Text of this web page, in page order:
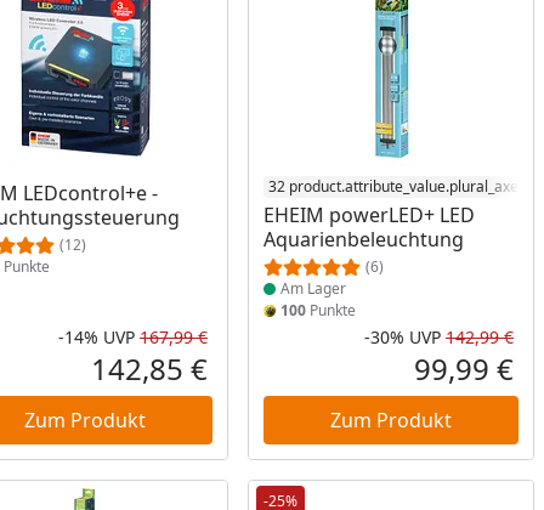
LEDcontrol+e -
(12)
Punkte
Rabatt in Prozent
-14%
Ursprünglicher Preis
UVP 167,99 €
Aktueller Preis
142,85 €
Zum Produkt
32
EHEIM powerLED+ LED
Aquarienbeleuchtung
(6)
Produkt am Lager
Am Lager
100 Punkte
-30% UVP 142,99 €
99,99 €
Zum Produkt
-25%